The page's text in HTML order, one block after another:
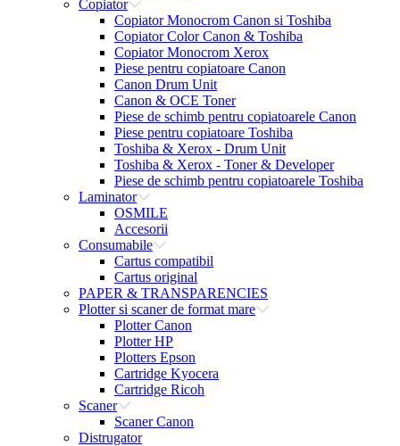
Copiator
Copiator Monocrom Canon si Toshiba
Copiator Color Canon & Toshiba
Copiator Monocrom Xerox
Piese pentru copiatoare Canon
Canon Drum Unit
Canon & OCE Toner
Piese de schimb pentru copiatoarele Canon
Piese pentru copiatoare Toshiba
Toshiba & Xerox - Drum Unit
Toshiba & Xerox - Toner & Developer
Piese de schimb pentru copiatoarele Toshiba
Laminator
OSMILE
Accesorii
Consumabile
Cartus compatibil
Cartus original
PAPER & TRANSPARENCIES
Plotter si scaner de format mare
Plotter Canon
Plotter HP
Plotters Epson
Cartridge Kyocera
Cartridge Ricoh
Scaner
Scaner Canon
Distrugator